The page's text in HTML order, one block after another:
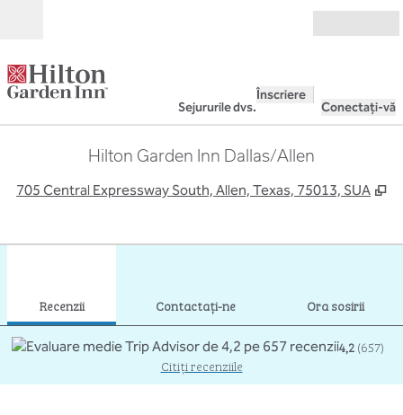
Sejururile dvs.
Înscriere
Conectați-vă
Hilton Garden Inn Dallas/Allen
705 Central Expressway South, Allen, Texas, 75013, SUA ,
Recenzii Contactaţi-ne Ora sosirii
4,2(657)
Citiți recenziile